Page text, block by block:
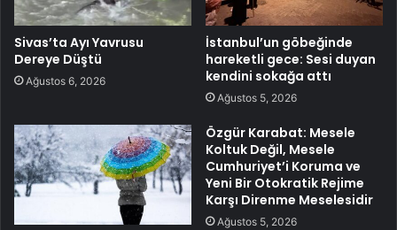
Sivas’ta Ayı Yavrusu
Dereye Düştü
Ağustos 6, 2026
İstanbul’un göbeğinde
hareketli gece: Sesi duyan
kendini sokağa attı
Ağustos 5, 2026
Özgür Karabat: Mesele
Koltuk Değil, Mesele
Cumhuriyet’i Koruma ve
Yeni Bir Otokratik Rejime
Karşı Direnme Meselesidir
Ağustos 5, 2026